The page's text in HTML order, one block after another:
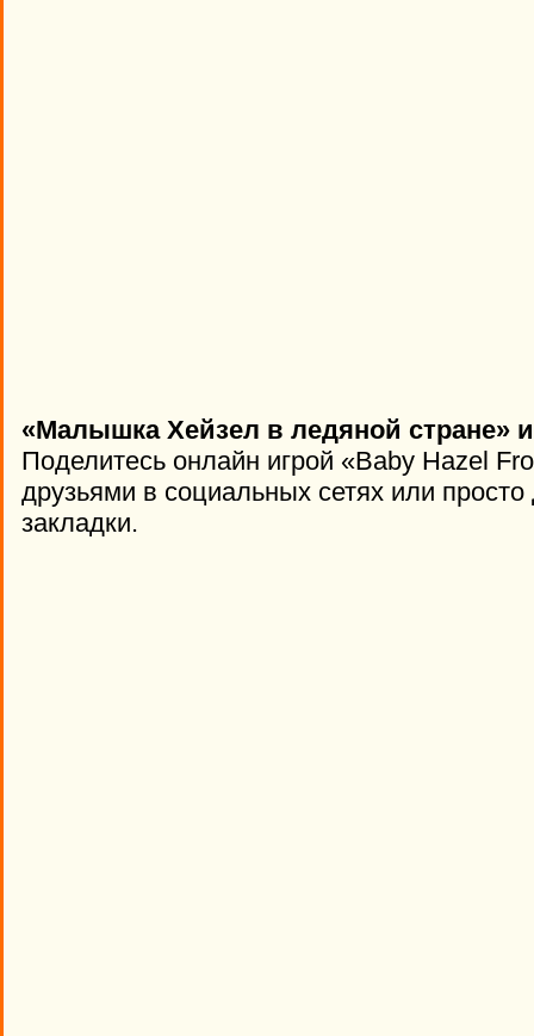
«Малышка Хейзел в ледяной стране»
Поделитесь онлайн игрой «Baby Hazel
друзьями в социальных сетях или просто
закладки.